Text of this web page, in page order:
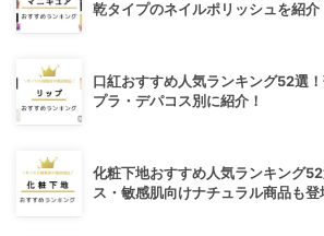
乾タイプのネイルポリッシュを紹介
口紅おすすめ人気ランキング52選
プラ・デパコス別に紹介！
化粧下地おすすめ人気ランキング
ス・敏感肌向けナチュラル商品も登